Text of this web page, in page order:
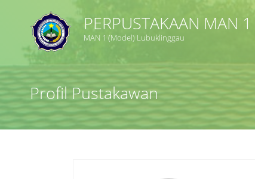
PERPUSTAKAAN MAN
MAN 1 (Model) Lubuklinggau
Profil Pustakawan Subyek